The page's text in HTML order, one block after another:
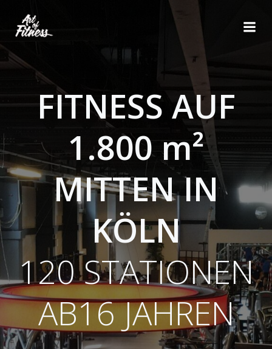
FITNESS AUF
1.800 m²
MITTEN IN
KÖLN
120 STATIONEN
AB16 JAHREN